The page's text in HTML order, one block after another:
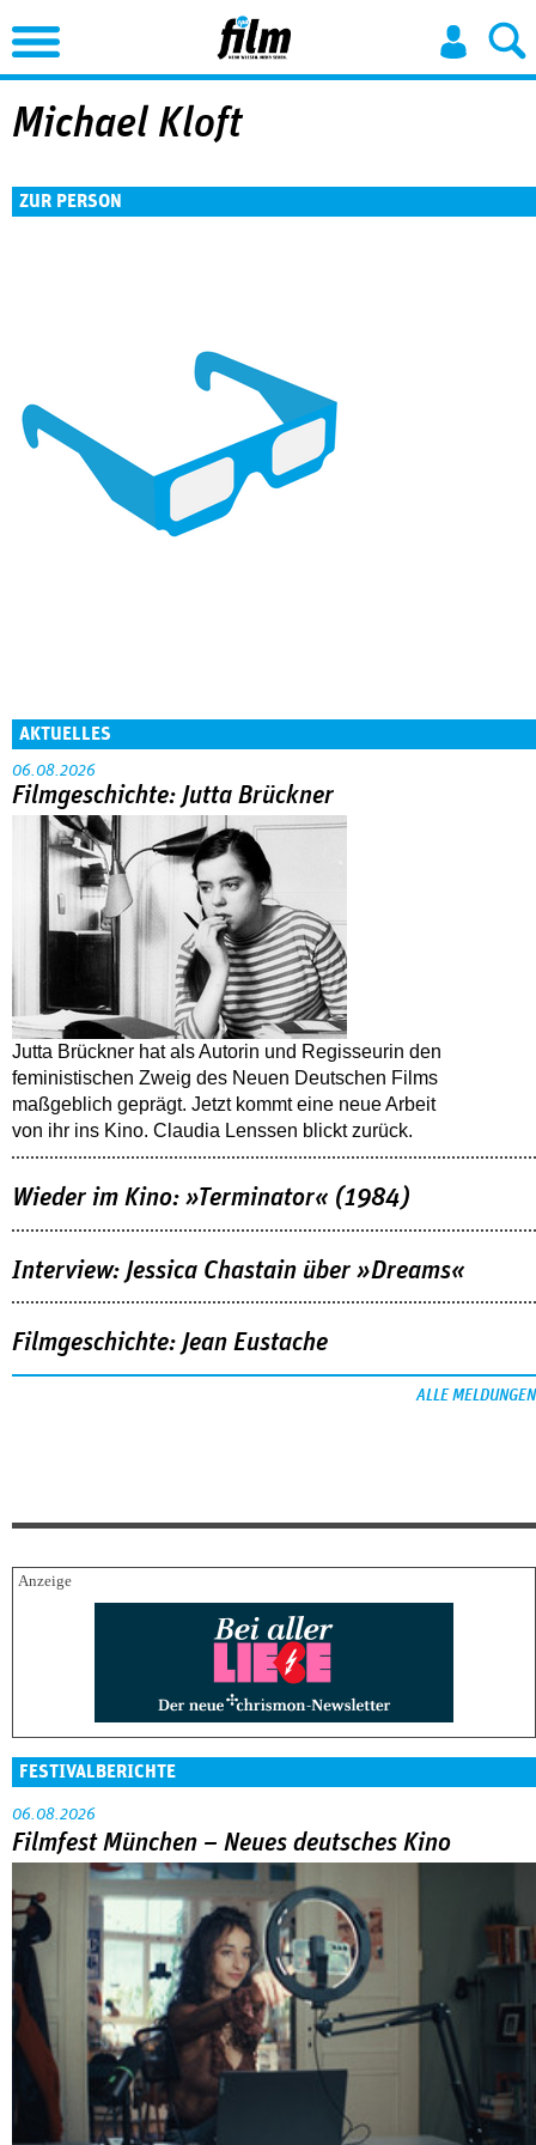
Jump to Navigation
Michael Kloft
ZUR PERSON
AKTUELLES
06.08.2026
Filmgeschichte: Jutta Brückner
Jutta Brückner hat als Autorin und Regisseurin den
feministischen Zweig des Neuen Deutschen Films
maßgeblich geprägt. Jetzt kommt eine neue Arbeit
von ihr ins Kino. Claudia Lenssen blickt zurück.
Wieder im Kino: »Terminator« (1984)
Interview: Jessica Chastain über »Dreams«
Filmgeschichte: Jean Eustache
ALLE MELDUNGEN
FESTIVALBERICHTE
06.08.2026
Filmfest München – Neues deutsches Kino